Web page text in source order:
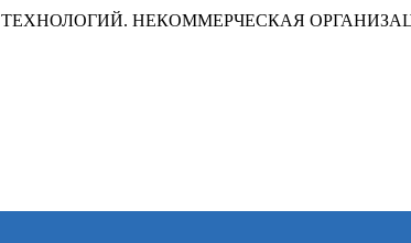
НЕКОММЕРЧЕСКАЯ